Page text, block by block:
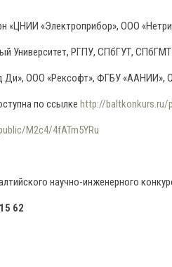
«Электроприбор», ООО
Университет, РГПУ, СПбГУТ,
ООО «Рексофт», ФГБУ «ААНИИ»,
по ссылке http://baltkonkurs.ru/
M2c4/4fATm5YRu
научно-инженерного
62